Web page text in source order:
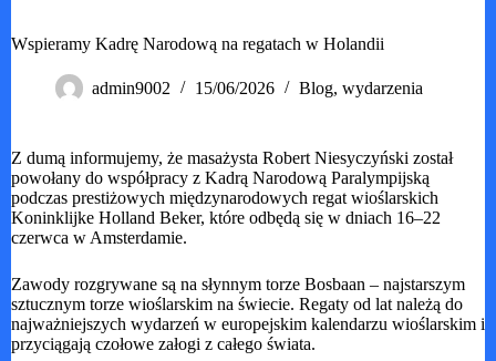
Wspieramy Kadrę Narodową na regatach w Holandii
admin9002 15/06/2026 Blog, wydarzenia
Z dumą informujemy, że masażysta Robert Niesyczyński został
powołany do współpracy z Kadrą Narodową Paralympijską
podczas prestiżowych międzynarodowych regat wioślarskich
Koninklijke Holland Beker, które odbędą się w dniach 16–22
czerwca w Amsterdamie.
Zawody rozgrywane są na słynnym torze Bosbaan – najstarszym
sztucznym torze wioślarskim na świecie. Regaty od lat należą do
najważniejszych wydarzeń w europejskim kalendarzu wioślarskim i
przyciągają czołowe załogi z całego świata.